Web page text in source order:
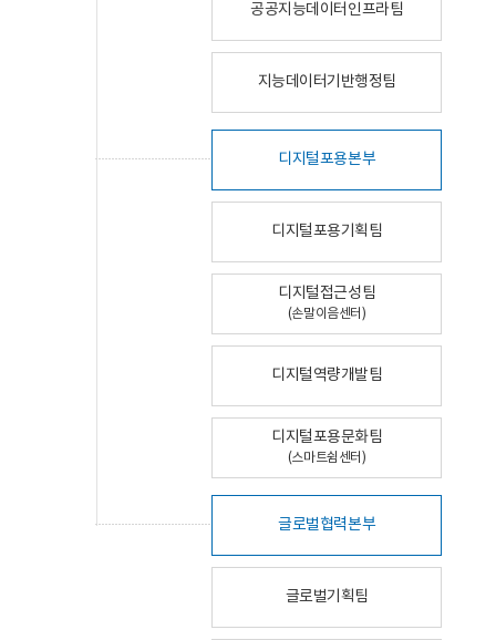
공공지능데이터인프라팀
지능데이터기반행정팀
디지털포용본부
디지털포용기획팀
디지털접근성팀
(손말이음센터)
디지털역량개발팀
디지털포용문화팀
(스마트쉼센터)
글로벌협력본부
글로벌기획팀